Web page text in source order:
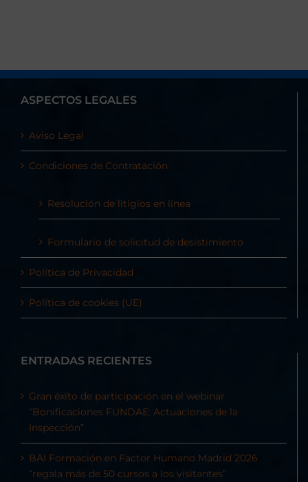
ASPECTOS LEGALES
Aviso Legal
Condiciones de Contratación
Resolución de litigios en línea
Formulario de solicitud de desistimiento
Política de Privacidad
Política de cookies (UE)
ENTRADAS RECIENTES
Gran éxito de participación en el webinar
“Bonificaciones FUNDAE: Actuaciones de la
Inspección”
BAI Formación en Factor Humano Madrid 2026
“regala más de 50 cursos a los visitantes”